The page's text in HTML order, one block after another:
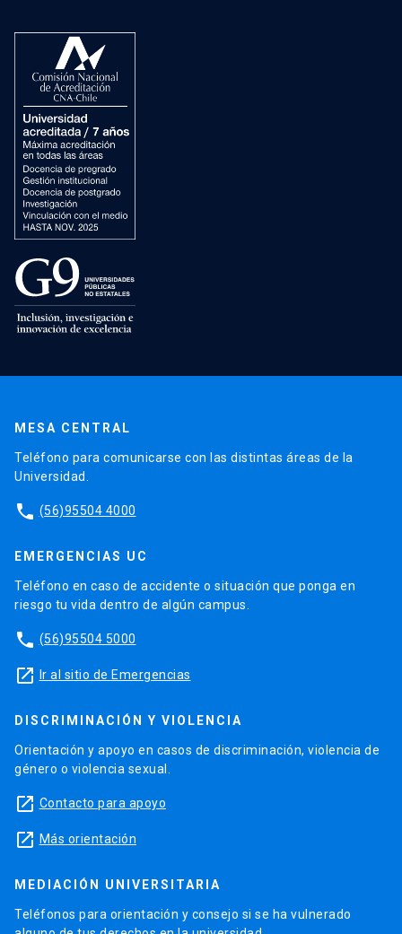
MESA CENTRAL
Teléfono para comunicarse con las distintas áreas de la
Universidad.
phone (56)95504 4000
EMERGENCIAS UC
Teléfono en caso de accidente o situación que ponga en
riesgo tu vida dentro de algún campus.
phone (56)95504 5000
launch Ir al sitio de Emergencias
DISCRIMINACIÓN Y VIOLENCIA
Orientación y apoyo en casos de discriminación, violencia de
género o violencia sexual.
launch Contacto para apoyo
launch Más orientación
MEDIACIÓN UNIVERSITARIA
Teléfonos para orientación y consejo si se ha vulnerado